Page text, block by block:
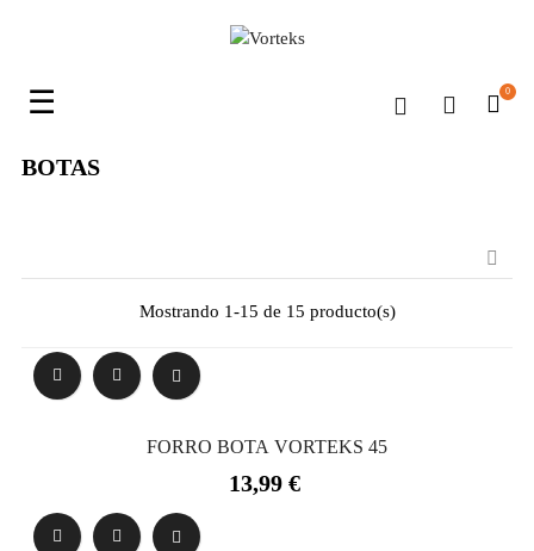
Navegación
palanca
☰ 0
BOTAS

Mostrando 1-15 de 15 producto(s)
FORRO BOTA VORTEKS 45
Precio
13,99 €